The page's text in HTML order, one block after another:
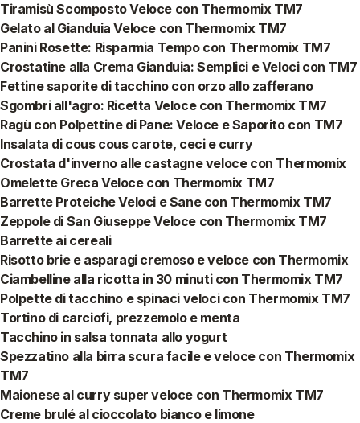
Tiramisù Scomposto Veloce con Thermomix TM7
Gelato al Gianduia Veloce con Thermomix TM7
Panini Rosette: Risparmia Tempo con Thermomix TM7
Crostatine alla Crema Gianduia: Semplici e Veloci con TM7
Fettine saporite di tacchino con orzo allo zafferano
Sgombri all'agro: Ricetta Veloce con Thermomix TM7
Ragù con Polpettine di Pane: Veloce e Saporito con TM7
Insalata di cous cous carote, ceci e curry
Crostata d'inverno alle castagne veloce con Thermomix
Omelette Greca Veloce con Thermomix TM7
Barrette Proteiche Veloci e Sane con Thermomix TM7
Zeppole di San Giuseppe Veloce con Thermomix TM7
Barrette ai cereali
Risotto brie e asparagi cremoso e veloce con Thermomix
Ciambelline alla ricotta in 30 minuti con Thermomix TM7
Polpette di tacchino e spinaci veloci con Thermomix TM7
Tortino di carciofi, prezzemolo e menta
Tacchino in salsa tonnata allo yogurt
Spezzatino alla birra scura facile e veloce con Thermomix
TM7
Maionese al curry super veloce con Thermomix TM7
Creme brulé al cioccolato bianco e limone